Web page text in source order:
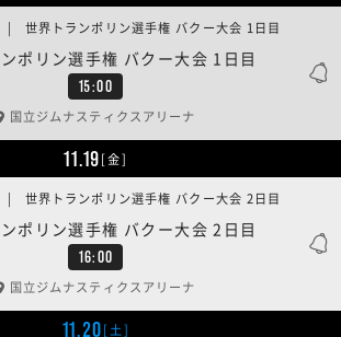
15:00
ポリン選手権 バクー大会 1日目
世界トランポリン選手権 バクー大会 1日目
国立ジムナスティクスアリーナ
11.19[金]
16:00
ポリン選手権 バクー大会 2日目
世界トランポリン選手権 バクー大会 2日目
国立ジムナスティクスアリーナ
11.20[土]